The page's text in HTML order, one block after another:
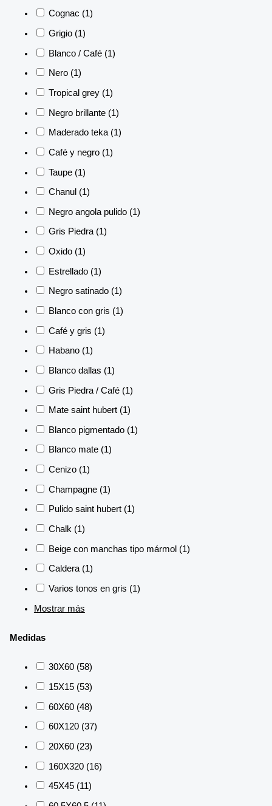
Cognac (1)
Grigio (1)
Blanco / Café (1)
Nero (1)
Tropical grey (1)
Negro brillante (1)
Maderado teka (1)
Café y negro (1)
Taupe (1)
Chanul (1)
Negro angola pulido (1)
Gris Piedra (1)
Oxido (1)
Estrellado (1)
Negro satinado (1)
Blanco con gris (1)
Café y gris (1)
Habano (1)
Blanco dallas (1)
Gris Piedra / Café (1)
Mate saint hubert (1)
Blanco pigmentado (1)
Blanco mate (1)
Cenizo (1)
Champagne (1)
Pulido saint hubert (1)
Chalk (1)
Beige con manchas tipo mármol (1)
Caldera (1)
Varios tonos en gris (1)
Mostrar más
Medidas
30X60 (58)
15X15 (53)
60X60 (48)
60X120 (37)
20X60 (23)
160X320 (16)
45X45 (11)